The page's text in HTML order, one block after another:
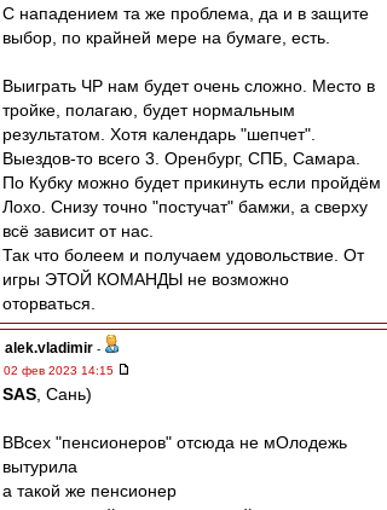
С нападением та же проблема, да и в защите
выбор, по крайней мере на бумаге, есть.
Выиграть ЧР нам будет очень сложно. Место в
тройке, полагаю, будет нормальным
результатом. Хотя календарь "шепчет".
Выездов-то всего 3. Оренбург, СПБ, Самара.
По Кубку можно будет прикинуть если пройдём
Лохо. Снизу точно "постучат" бамжи, а сверху
всё зависит от нас.
Так что болеем и получаем удовольствие. От
игры ЭТОЙ КОМАНДЫ не возможно
оторваться.
alek.vladimir -
02 фев 2023 14:15
SAS , Сань)
ВВсех "пенсионеров" отсюда не мОлодежь
вытурила
а такой же пенсионер